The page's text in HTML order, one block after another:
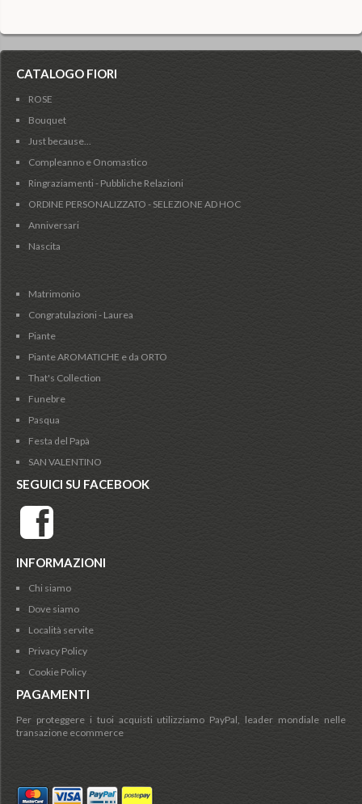
CATALOGO FIORI
ROSE
Bouquet
Just because...
Compleanno e Onomastico
Ringraziamenti - Pubbliche Relazioni
ORDINE PERSONALIZZATO - SELEZIONE AD HOC
Anniversari
Nascita
Matrimonio
Congratulazioni - Laurea
Piante
Piante AROMATICHE e da ORTO
That's Collection
Funebre
Pasqua
Festa del Papà
SAN VALENTINO
SEGUICI SU FACEBOOK
INFORMAZIONI
Chi siamo
Dove siamo
Località servite
Privacy Policy
Cookie Policy
PAGAMENTI
Per proteggere i tuoi acquisti utilizziamo PayPal, leader mondiale nelle
transazione ecommerce